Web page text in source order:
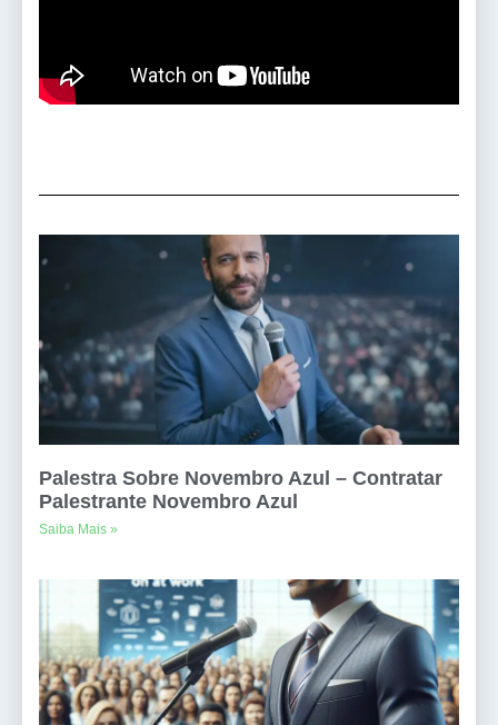
Palestra Sobre Novembro Azul – Contratar
Palestrante Novembro Azul
Saiba Mais »